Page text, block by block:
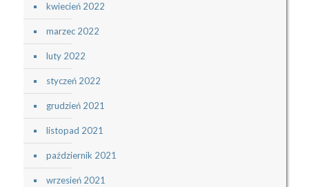
kwiecień 2022
marzec 2022
luty 2022
styczeń 2022
grudzień 2021
listopad 2021
październik 2021
wrzesień 2021